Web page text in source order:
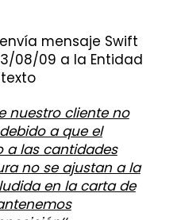
mensaje Swift
08/09 a la Entidad
texto
nuestro cliente no
a que el
a las cantidades
no se ajustan a la
en la carta de